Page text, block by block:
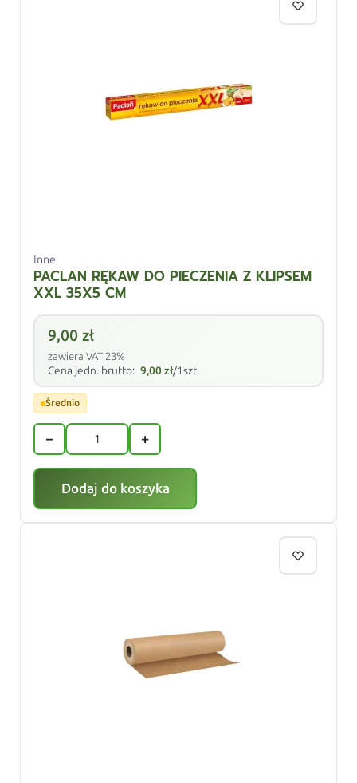
Inne
PACLAN RĘKAW DO PIECZENIA Z KLIPSEM
XXL 35X5 CM
9,00zł
zawiera VAT 23%
Cena jedn. brutto: 9,00zł/1szt.
Średnio
− +
Dodaj do koszyka